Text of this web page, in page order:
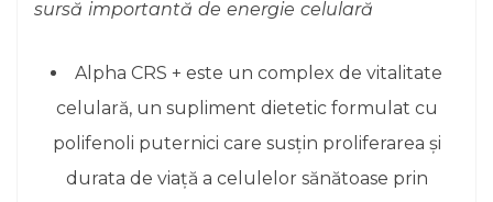
sursă importantă de energie celulară
Alpha CRS + este un complex de vitalitate
celulară, un supliment dietetic formulat cu
polifenoli puternici care susțin proliferarea și
durata de viață a celulelor sănătoase prin